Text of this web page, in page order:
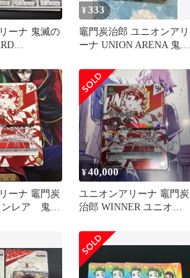
ーナ 鬼滅の
¥333
竈門炭治郎 ユニオンアリ
ーナ UNION ARENA 鬼滅
ーナ 竈門炭
レア 鬼滅
¥40,000
ユニオンアリーナ 竈門炭
治郎 WINNER ユニオン
未開封